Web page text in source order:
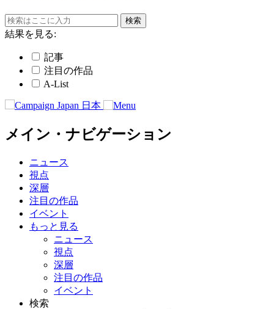
結果を見る:
記事
注目の作品
A-List
メイン・ナビゲーション
ニュース
視点
深層
注目の作品
イベント
もっと見る
ニュース
視点
深層
注目の作品
イベント
検索